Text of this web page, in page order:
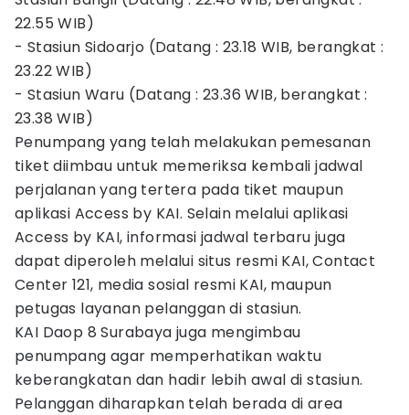
22.55 WIB)
- Stasiun Sidoarjo (Datang : 23.18 WIB, berangkat :
23.22 WIB)
- Stasiun Waru (Datang : 23.36 WIB, berangkat :
23.38 WIB)
Penumpang yang telah melakukan pemesanan
tiket diimbau untuk memeriksa kembali jadwal
perjalanan yang tertera pada tiket maupun
aplikasi Access by KAI. Selain melalui aplikasi
Access by KAI, informasi jadwal terbaru juga
dapat diperoleh melalui situs resmi KAI, Contact
Center 121, media sosial resmi KAI, maupun
petugas layanan pelanggan di stasiun.
KAI Daop 8 Surabaya juga mengimbau
penumpang agar memperhatikan waktu
keberangkatan dan hadir lebih awal di stasiun.
Pelanggan diharapkan telah berada di area